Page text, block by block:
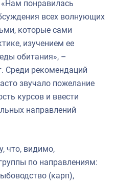
понравилась
всех волнующих
которые сами
изучением ее
обитания», –
Среди рекомендаций
звучало пожелание
курсов и ввести
направлений
что, видимо,
по направлениям:
(карп),